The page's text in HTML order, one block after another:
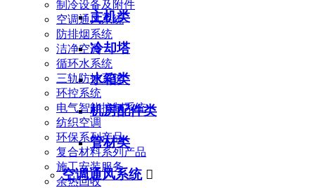
制冷设备及附件
空调通风系统
防排烟系统
洁净空调
循环水系统
三轨防护系统
环控系统
电气智能控制系统
纺织空调
环保系列产品
复合材料系列产品
施工安装服务
余热回收
主机类
冷却塔
水箱类
机房配件类
管材类
空调通风系统 